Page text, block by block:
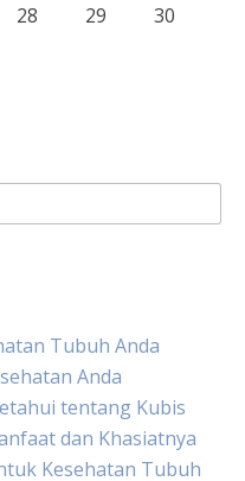
28 29
30
Tubuh Anda
Anda
tentang Kubis
dan Khasiatnya
Kesehatan Tubuh